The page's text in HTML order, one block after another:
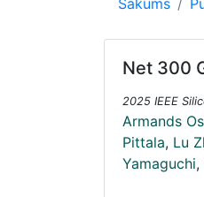
Sākums
Net 300
2025 IEEE
Armands
Pittala, Lu
Yamaguchi,